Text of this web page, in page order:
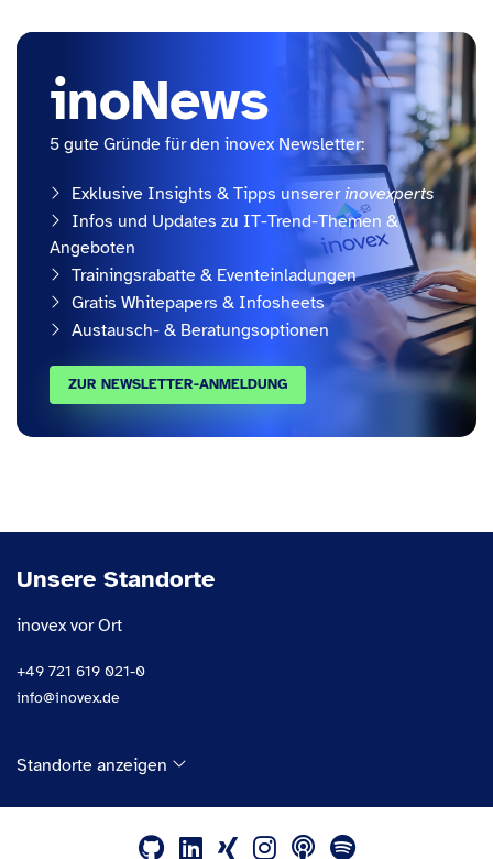
inoNews
5 gute Gründe für den inovex Newsletter:
Exklusive Insights & Tipps unserer inovexperts
Infos und Updates zu IT-Trend-Themen &
Angeboten
Trainingsrabatte & Eventeinladungen
Gratis Whitepapers & Infosheets
Austausch- & Beratungsoptionen
ZUR NEWSLETTER-ANMELDUNG
Unsere Standorte
inovex vor Ort
+49 721 619 021-0
info@inovex.de
Standorte anzeigen